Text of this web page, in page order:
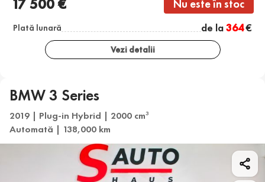
Nu este în stoc
Plată lunară de la364€
Vezi detalii
BMW 3 Series
2019 | Plug-in Hybrid | 2000 cm3
Automată | 138,000 km